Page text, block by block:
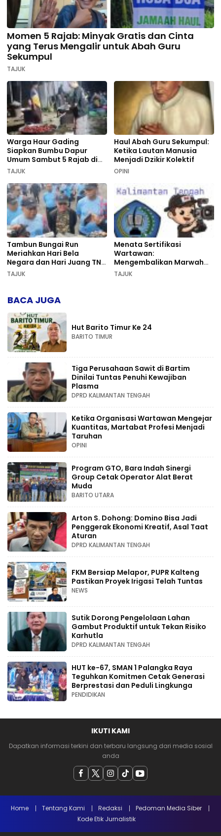
Momen 5 Rajab: Minyak Gratis dan Cinta
yang Terus Mengalir untuk Abah Guru
Sekumpul
TAJUK
Warga Haur Gading
Siapkan Bumbu Dapur
Umum Sambut 5 Rajab di
Sekumpul
TAJUK
Haul Abah Guru Sekumpul:
Ketika Lautan Manusia
Menjadi Dzikir Kolektif
OPINI
Tambun Bungai Run
Meriahkan Hari Bela
Negara dan Hari Juang TNI
AD di Palangka Raya
TAJUK
Menata Sertifikasi
Wartawan:
Mengembalikan Marwah
Pers dan Keadilan
TAJUK
BACA JUGA
Hut Barito Timur Ke 24
BARITO TIMUR
Tiga Perusahaan Sawit di Bartim
Dinilai Tuntas Penuhi Kewajiban
Plasma
DPRD KALIMANTAN TENGAH
Ketika Organisasi Wartawan Mengejar
Kuantitas, Martabat Profesi Menjadi
Taruhan
OPINI
Program GTO, Bara Indah Sinergi
Group Cetak Operator Alat Berat
Muda
BARITO UTARA
Arton S. Dohong: Domino Bisa Jadi
Penggerak Ekonomi Kreatif, Asal Taat
Aturan
DPRD KALIMANTAN TENGAH
FKM Bersiap Melapor, PUPR Kalteng
Pastikan Proyek Irigasi Telah Tuntas
NEWS
Sutik Dorong Pengelolaan Lahan
Gambut Produktif untuk Tekan Risiko
Karhutla
DPRD KALIMANTAN TENGAH
HUT ke-67, SMAN 1 Palangka Raya
Teguhkan Komitmen Cetak Generasi
Berprestasi dan Peduli Lingkunga
PENDIDIKAN
IKUTI KAMI
Dapatkan informasi terkini dan terbaru langsung dari media sosial
anda
Home Tentang Kami Redaksi
Pedoman Media Siber
Kode Etik Jurnalistik